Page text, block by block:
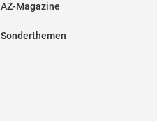
AZ-Magazine
Sonderthemen